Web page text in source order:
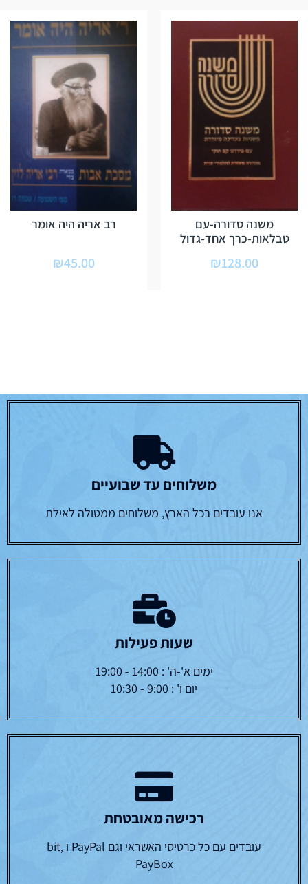
משנה סדורה-עם
טבלאות-כרך אחד-גדול
₪128.00
רב אריה היה אומר
₪45.00
משלוחים עד שבועיים
אנו עובדים בכל הארץ, משלוחים ממטולה לאילת
שעות פעילות
ימים א'-ה' : 14:00 - 19:00
יום ו' : 9:00 - 10:30
רכישה מאובטחת
עובדים עם כל כרטיסי האשראי וגם PayPal ו bit,
PayBox